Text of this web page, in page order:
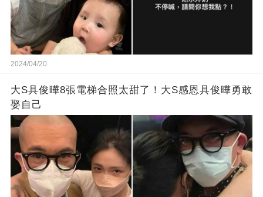
2024/04/20
大S具俊曄8張電梯合照太甜了！大S感恩具俊曄勇敢
娶自己